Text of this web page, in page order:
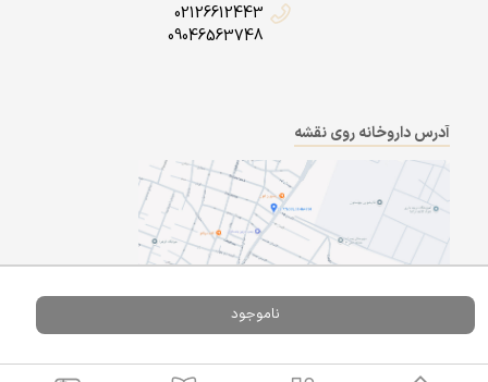
ناموجود
02126612443
09046563748
آدرس داروخانه روی نقشه
A Pluss
Powered By